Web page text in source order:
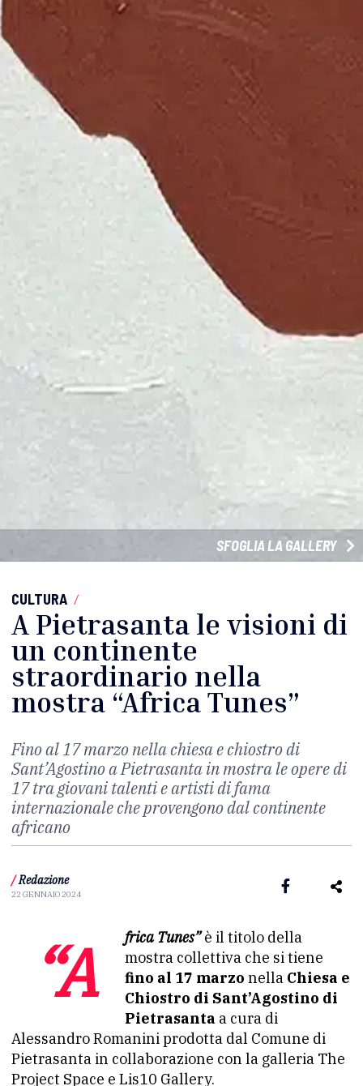
SFOGLIA LA GALLERY
CULTURA /
A Pietrasanta le visioni di
un continente
straordinario nella
mostra “Africa Tunes”
Fino al 17 marzo nella chiesa e chiostro di
Sant’Agostino a Pietrasanta in mostra le opere di
17 tra giovani talenti e artisti di fama
internazionale che provengono dal continente
africano
/ Redazione
22 GENNAIO 2024
“Africa Tunes”è il titolo della
mostra collettiva che si tiene
fino al 17 marzo nella Chiesa e
Chiostro di Sant’Agostino di
Pietrasanta a cura di
Alessandro Romanini prodotta dal Comune di
Pietrasanta in collaborazione con la galleria The
Project Space e Lis10 Gallery.